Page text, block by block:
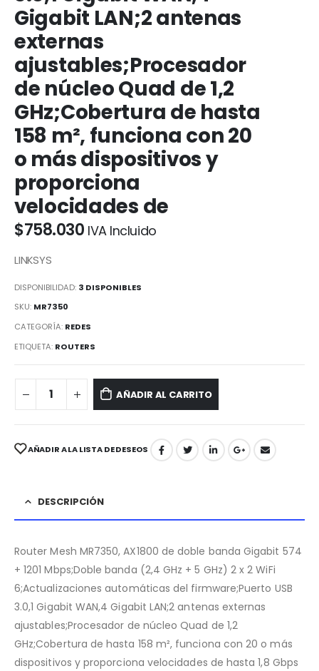
Gigabit LAN;2 antenas
externas
ajustables;Procesador
de núcleo Quad de 1,2
GHz;Cobertura de hasta
158 m², funciona con 20
o más dispositivos y
proporciona
velocidades de
$758.030 IVA Incluido
LINKSYS
DISPONIBILIDAD: 3 DISPONIBLES
SKU: MR7350
CATEGORÍA: REDES
ETIQUETA: ROUTERS
AÑADIR AL CARRITO
AÑADIR A LA LISTA DE DESEOS
DESCRIPCIÓN
Router Mesh MR7350, AX1800 de doble banda Gigabit 574
+ 1201 Mbps;Doble banda (2,4 GHz + 5 GHz) 2 x 2 WiFi
6;Actualizaciones automáticas del firmware;Puerto USB
3.0,1 Gigabit WAN,4 Gigabit LAN;2 antenas externas
ajustables;Procesador de núcleo Quad de 1,2
GHz;Cobertura de hasta 158 m², funciona con 20 o más
dispositivos y proporciona velocidades de hasta 1,8 Gbps